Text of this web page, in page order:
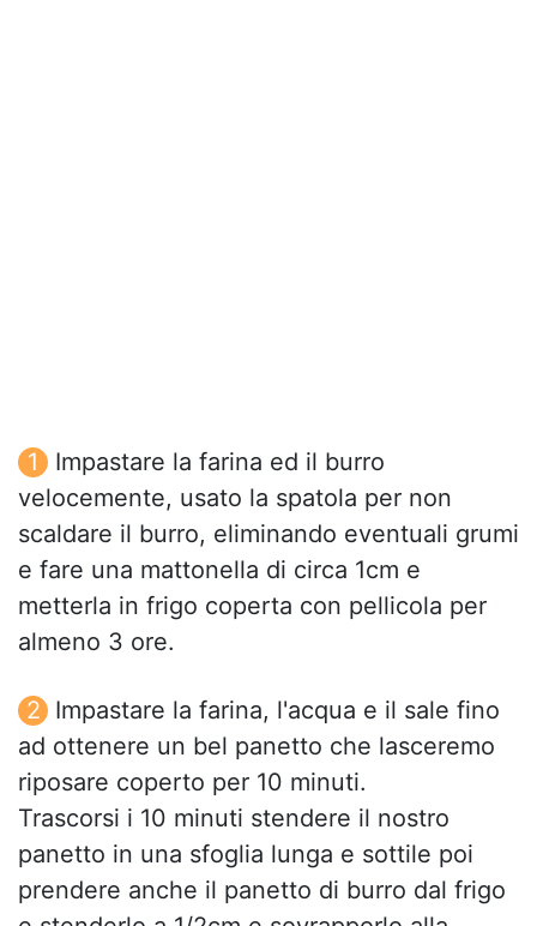
Impastare la farina ed il burro
velocemente, usato la spatola per non
scaldare il burro, eliminando eventuali grumi
e fare una mattonella di circa 1cm e
metterla in frigo coperta con pellicola per
almeno 3 ore.
Impastare la farina, l'acqua e il sale fino
ad ottenere un bel panetto che lasceremo
riposare coperto per 10 minuti.
Trascorsi i 10 minuti stendere il nostro
panetto in una sfoglia lunga e sottile poi
prendere anche il panetto di burro dal frigo